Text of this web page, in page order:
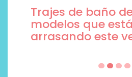
Trajes de baño
modelos que
arrasando este